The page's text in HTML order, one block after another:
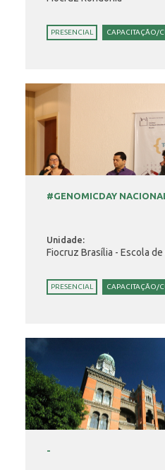
PRESENCIAL CAPACITAÇÃO/
#GENOMICDAY
Unidade:
Fiocruz Brasília - Escola
PRESENCIAL CAPACITAÇÃO/
-